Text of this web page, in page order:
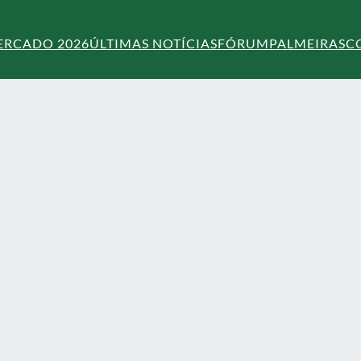
2026ÚLTIMAS NOTÍCIASFÓRUMPALMEIRAS